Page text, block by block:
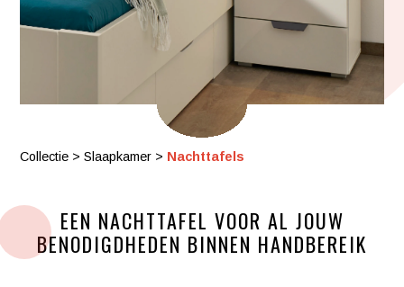
Collectie >Slaapkamer > Nachttafels
EEN NACHTTAFEL VOOR AL JOUW
BENODIGDHEDEN BINNEN HANDBEREIK